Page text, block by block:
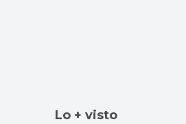
Lo + visto